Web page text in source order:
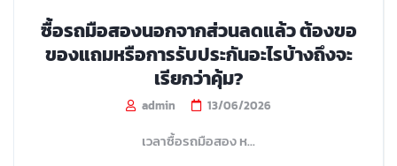
ซื้อรถมือสองนอกจากส่วนลดแล้ว ต้องขอ
ของแถมหรือการรับประกันอะไรบ้างถึงจะ
เรียกว่าคุ้ม?
admin 13/06/2026
เวลาซื้อรถมือสอง ห...